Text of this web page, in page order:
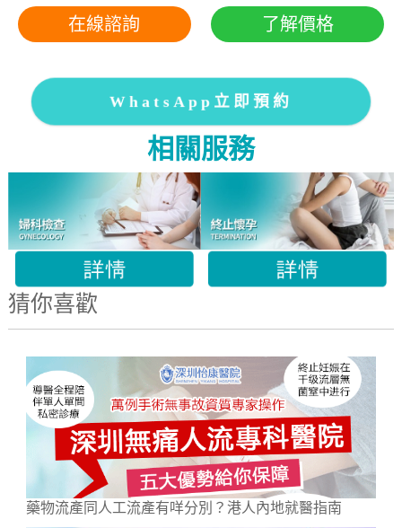
在線諮詢 了解價格
WhatsApp立即預約
相關服務
猜你喜歡
藥物流產同人工流產有咩分別？港人內地就醫指南